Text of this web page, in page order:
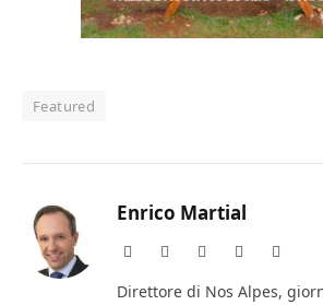
Featured
Enrico Martial
Website Facebook Instagram
Direttore di Nos Alpes,